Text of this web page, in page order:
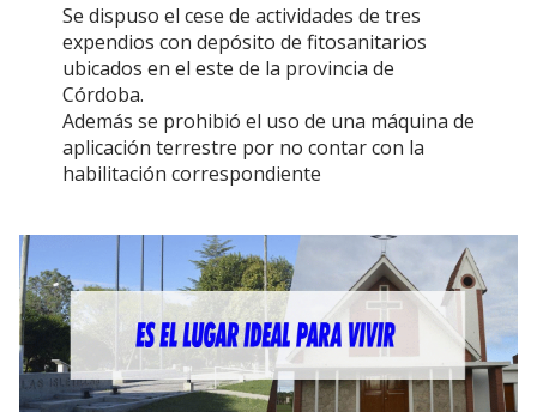
Se dispuso el cese de actividades de tres
expendios con depósito de fitosanitarios
ubicados en el este de la provincia de
Córdoba.
Además se prohibió el uso de una máquina de
aplicación terrestre por no contar con la
habilitación correspondiente